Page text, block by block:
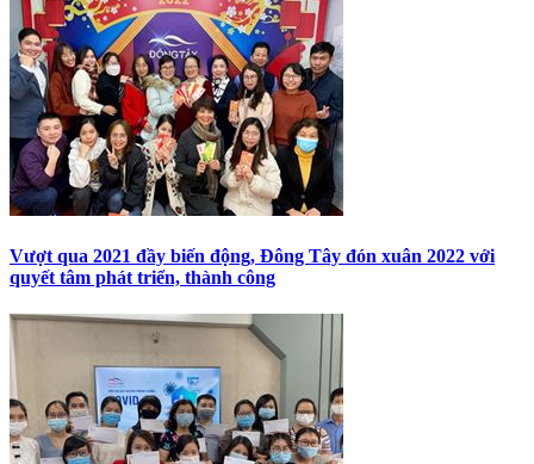
Vượt qua 2021 đầy biến động, Đông Tây đón xuân 2022 với
quyết tâm phát triển, thành công